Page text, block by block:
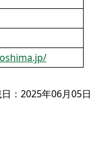
：2025年06月05日